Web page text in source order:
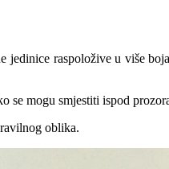
raspoložive u više
se mogu smjestiti ispod
oblika.